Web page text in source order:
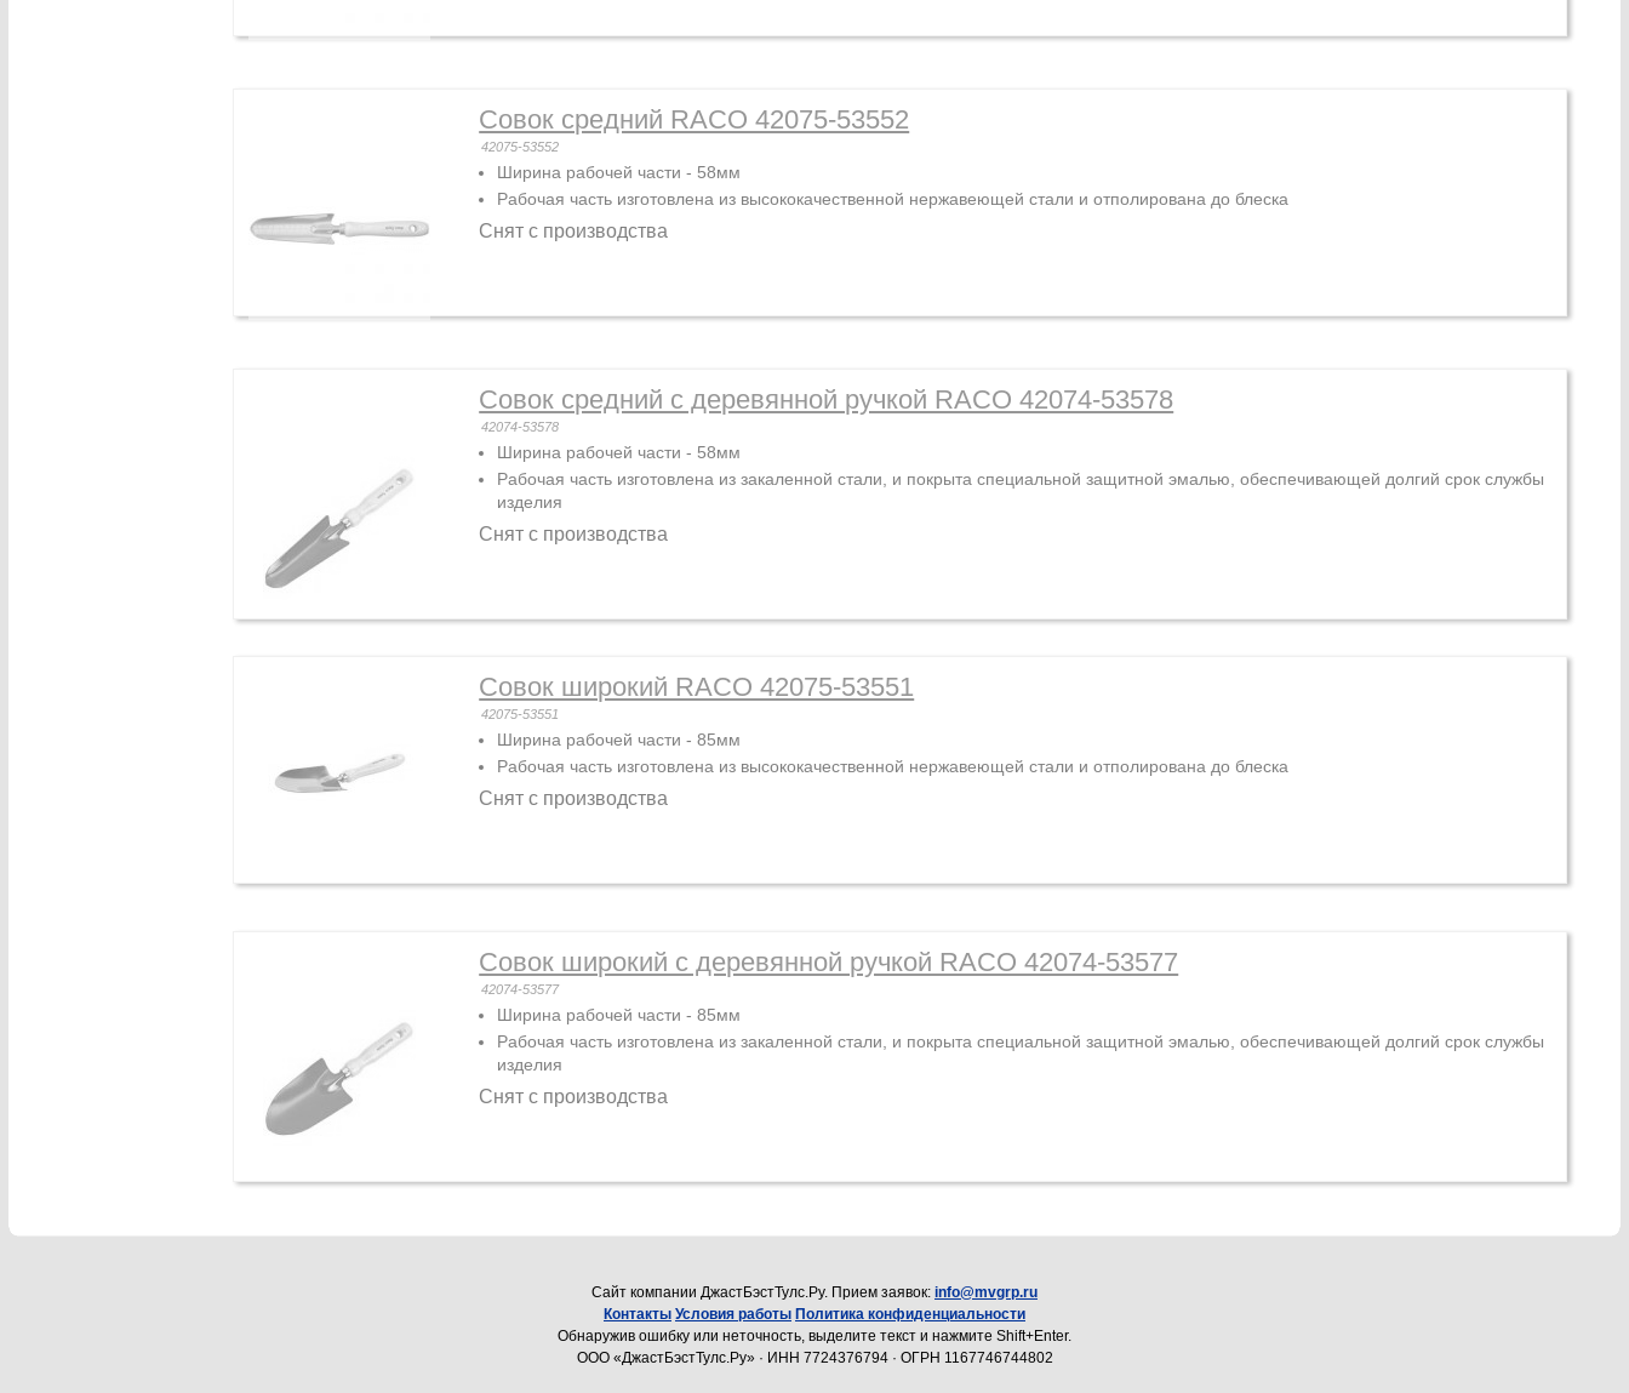
Совок средний RACO 42075-53552
42075-53552
Ширина рабочей части - 58мм
Рабочая часть изготовлена из высококачественной нержавеющей стали и отполирована до блеска
Снят с производства
Совок средний с деревянной ручкой RACO 42074-53578
42074-53578
Ширина рабочей части - 58мм
Рабочая часть изготовлена из закаленной стали, и покрыта специальной защитной эмалью, обеспечивающей долгий срок службы
изделия
Снят с производства
Совок широкий RACO 42075-53551
42075-53551
Ширина рабочей части - 85мм
Рабочая часть изготовлена из высококачественной нержавеющей стали и отполирована до блеска
Снят с производства
Совок широкий с деревянной ручкой RACO 42074-53577
42074-53577
Ширина рабочей части - 85мм
Рабочая часть изготовлена из закаленной стали, и покрыта специальной защитной эмалью, обеспечивающей долгий срок службы
изделия
Снят с производства
Cайт компании ДжастБэстТулс.Ру. Прием заявок: info@mvgrp.ru
Контакты Условия работы Политика конфиденциальности
Обнаружив ошибку или неточность, выделите текст и нажмите Shift+Enter.
ООО «ДжастБэстТулс.Ру» · ИНН 7724376794 · ОГРН 1167746744802